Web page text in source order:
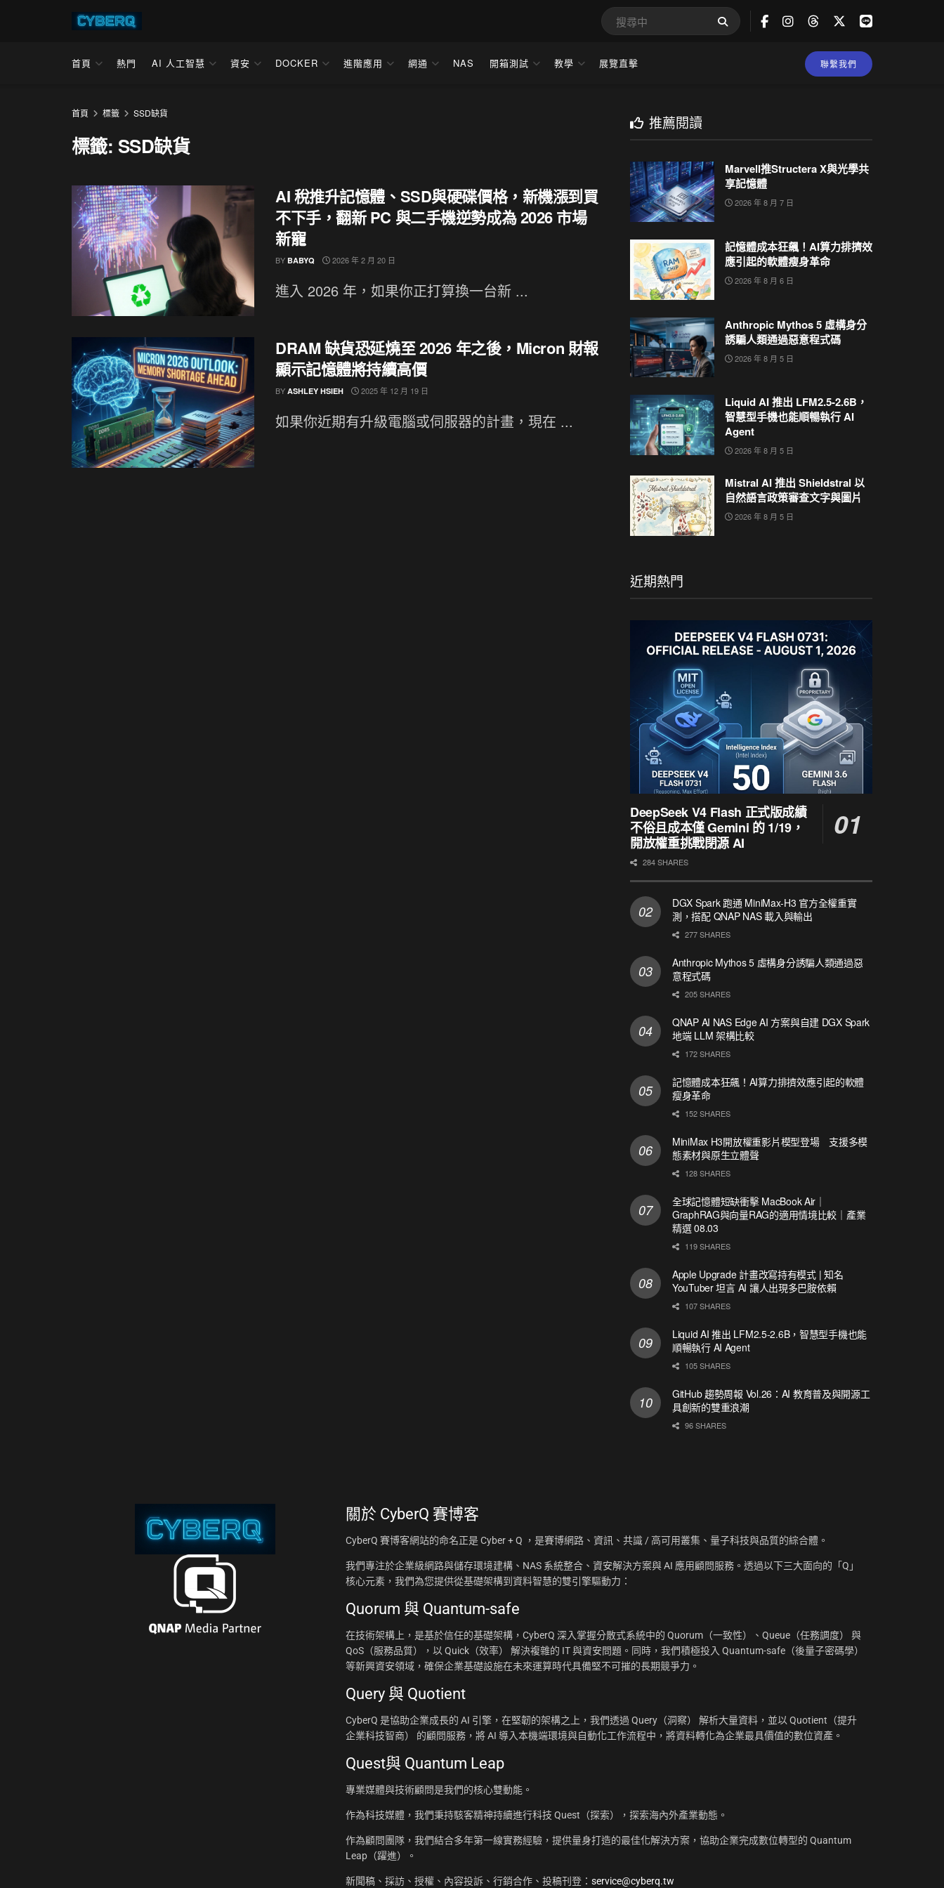
首頁 熱門 AI 人工智慧 資安 DOCKER 進階應用 網通 NAS 開箱測試 教學 展覽直擊 聯繫我們
首頁 標籤 SSD缺貨
標籤: SSD缺貨
AI 稅推升記憶體、SSD與硬碟價格，新機漲到買
不下手，翻新 PC 與二手機逆勢成為 2026 市場
新寵
BY BABYQ 2026 年 2 月 20 日
進入 2026 年，如果你正打算換一台新 ...
DRAM 缺貨恐延燒至 2026 年之後，Micron 財報
顯示記憶體將持續高價
BY ASHLEY HSIEH 2025 年 12 月 19 日
如果你近期有升級電腦或伺服器的計畫，現在 ...
推薦閱讀
Marvell推Structera X與光學共
享記憶體
2026 年 8 月 7 日
記憶體成本狂飆！AI算力排擠效
應引起的軟體瘦身革命
2026 年 8 月 6 日
Anthropic Mythos 5 虛構身分
誘騙人類通過惡意程式碼
2026 年 8 月 5 日
Liquid AI 推出 LFM2.5-2.6B，
智慧型手機也能順暢執行 AI
Agent
2026 年 8 月 5 日
Mistral AI 推出 Shieldstral 以
自然語言政策審查文字與圖片
2026 年 8 月 5 日
近期熱門
DeepSeek V4 Flash 正式版成績
不俗且成本僅 Gemini 的 1/19，
開放權重挑戰閉源 AI
284 SHARES
DGX Spark 跑通 MiniMax-H3 官方全權重實
測，搭配 QNAP NAS 載入與輸出
277 SHARES
Anthropic Mythos 5 虛構身分誘騙人類通過惡
意程式碼
205 SHARES
QNAP AI NAS Edge AI 方案與自建 DGX Spark
地端 LLM 架構比較
172 SHARES
記憶體成本狂飆！AI算力排擠效應引起的軟體
瘦身革命
152 SHARES
MiniMax H3開放權重影片模型登場 支援多模
態素材與原生立體聲
128 SHARES
全球記憶體短缺衝擊 MacBook Air｜
GraphRAG與向量RAG的適用情境比較｜產業
精選 08.03
119 SHARES
Apple Upgrade 計畫改寫持有模式 | 知名
YouTuber 坦言 AI 讓人出現多巴胺依賴
107 SHARES
Liquid AI 推出 LFM2.5-2.6B，智慧型手機也能
順暢執行 AI Agent
105 SHARES
GitHub 趨勢周報 Vol.26：AI 教育普及與開源工
具創新的雙重浪潮
96 SHARES
關於 CyberQ 賽博客
CyberQ 賽博客網站的命名正是 Cyber + Q ，是賽博網路、資訊、共識 / 高可用叢集、量子科技與品質的綜合體。
我們專注於企業級網路與儲存環境建構、NAS 系統整合、資安解決方案與 AI 應用顧問服務。透過以下三大面向的「Q」
核心元素，我們為您提供從基礎架構到資料智慧的雙引擎驅動力：
Quorum 與 Quantum-safe
在技術架構上，是基於信任的基礎架構，CyberQ 深入掌握分散式系統中的 Quorum（一致性）、Queue（任務調度） 與
QoS（服務品質），以 Quick（效率） 解決複雜的 IT 與資安問題。同時，我們積極投入 Quantum-safe（後量子密碼學）
等新興資安領域，確保企業基礎設施在未來運算時代具備堅不可摧的長期競爭力。
Query 與 Quotient
CyberQ 是協助企業成長的 AI 引擎，在堅韌的架構之上，我們透過 Query（洞察） 解析大量資料，並以 Quotient（提升
企業科技智商） 的顧問服務，將 AI 導入本機端環境與自動化工作流程中，將資料轉化為企業最具價值的數位資產。
Quest與 Quantum Leap
專業媒體與技術顧問是我們的核心雙動能。
作為科技媒體，我們秉持駭客精神持續進行科技 Quest（探索），探索海內外產業動態。
作為顧問團隊，我們結合多年第一線實務經驗，提供量身打造的最佳化解決方案，協助企業完成數位轉型的 Quantum
Leap（躍進）。
新聞稿、採訪、授權、內容投訴、行銷合作、投稿刊登： service@cyberq.tw